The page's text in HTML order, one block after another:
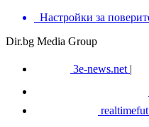
Настройки за
Dir.bg Media Group
3e-news.net |